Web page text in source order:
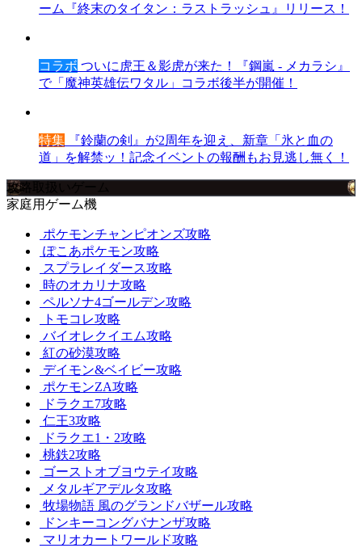
ーム『終末のタイタン：ラストラッシュ』リリース！
コラボ ついに虎王＆影虎が来た！『鋼嵐 - メカラシ』
で「魔神英雄伝ワタル」コラボ後半が開催！
特集 『鈴蘭の剣』が2周年を迎え、新章「氷と血の
道」を解禁ッ！記念イベントの報酬もお見逃し無く！
攻略取扱いゲーム
家庭用ゲーム機
ポケモンチャンピオンズ攻略
ぽこあポケモン攻略
スプラレイダース攻略
時のオカリナ攻略
ペルソナ4ゴールデン攻略
トモコレ攻略
バイオレクイエム攻略
紅の砂漠攻略
デイモン&ベイビー攻略
ポケモンZA攻略
ドラクエ7攻略
仁王3攻略
ドラクエ1・2攻略
桃鉄2攻略
ゴーストオブヨウテイ攻略
メタルギアデルタ攻略
牧場物語 風のグランドバザール攻略
ドンキーコングバナンザ攻略
マリオカートワールド攻略